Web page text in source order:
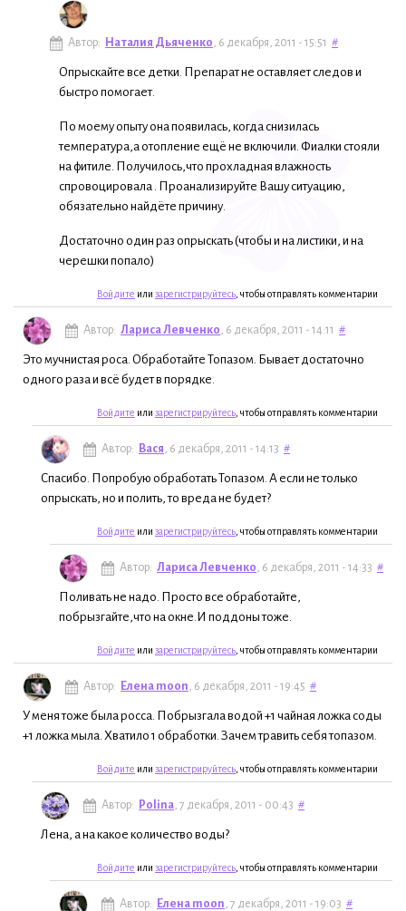
Автор: Наталия Дьяченко, 6 декабря, 2011 - 15:51 #
Опрыскайте все детки. Препарат не оставляет следов и
быстро помогает.
По моему опыту она появилась, когда снизилась
температура,а отопление ещё не включили. Фиалки стояли
на фитиле. Получилось,что прохладная влажность
спровоцировала . Проанализируйте Вашу ситуацию,
обязательно найдёте причину.
Достаточно один раз опрыскать (чтобы и на листики, и на
черешки попало)
Войдите или зарегистрируйтесь , чтобы отправлять комментарии
Автор: Лариса Левченко, 6 декабря, 2011 - 14:11 #
Это мучнистая роса. Обработайте Топазом. Бывает достаточно
одного раза и всё будет в порядке.
Войдите или зарегистрируйтесь , чтобы отправлять комментарии
Автор: Вася, 6 декабря, 2011 - 14:13 #
Спасибо. Попробую обработать Топазом. А если не только
опрыскать, но и полить, то вреда не будет?
Войдите или зарегистрируйтесь , чтобы отправлять комментарии
Автор: Лариса Левченко, 6 декабря, 2011 - 14:33 #
Поливать не надо. Просто все обработайте,
побрызгайте,что на окне.И поддоны тоже.
Войдите или зарегистрируйтесь , чтобы отправлять комментарии
Автор: Елена moon, 6 декабря, 2011 - 19:45 #
У меня тоже была росса. Побрызгала водой +1 чайная ложка соды
+1 ложка мыла. Хватило 1 обработки. Зачем травить себя топазом.
Войдите или зарегистрируйтесь , чтобы отправлять комментарии
Автор: Polina, 7 декабря, 2011 - 00:43 #
Лена, а на какое количество воды?
Войдите или зарегистрируйтесь , чтобы отправлять комментарии
Автор: Елена moon, 7 декабря, 2011 - 19:03 #